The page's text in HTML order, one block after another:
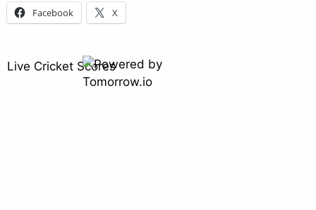
Facebook X
Live Cricket Scores